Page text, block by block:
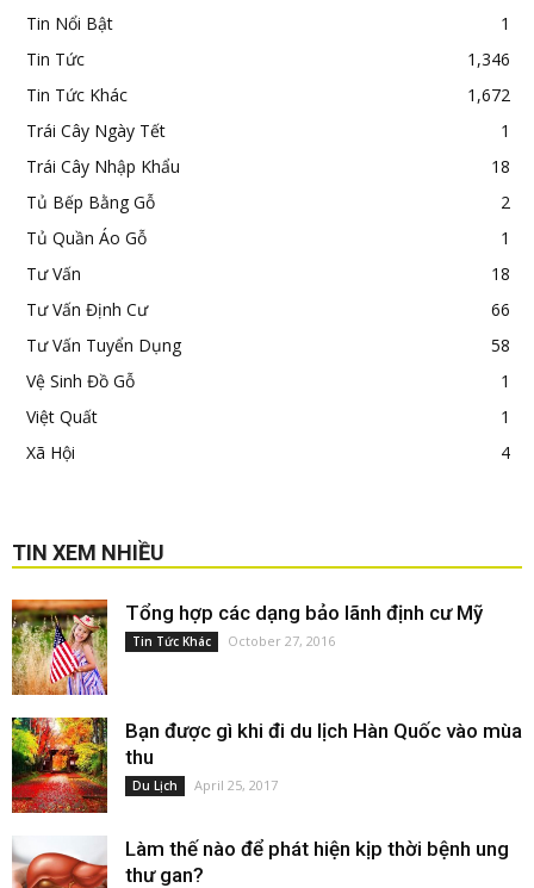
Tin Nổi Bật
1
Tin Tức
1,346
Tin Tức Khác
1,672
Trái Cây Ngày Tết
1
Trái Cây Nhập Khẩu
18
Tủ Bếp Bằng Gỗ
2
Tủ Quần Áo Gỗ
1
Tư Vấn
18
Tư Vấn Định Cư
66
Tư Vấn Tuyển Dụng
58
Vệ Sinh Đồ Gỗ
1
Việt Quất
1
Xã Hội
4
TIN XEM NHIỀU
Tổng hợp các dạng bảo lãnh định cư Mỹ
Tin Tức Khác October 27, 2016
Bạn được gì khi đi du lịch Hàn Quốc vào mùa
thu
Du Lịch April 25, 2017
Làm thế nào để phát hiện kịp thời bệnh ung
thư gan?